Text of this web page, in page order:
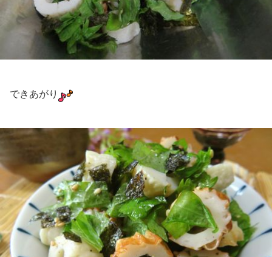
できあがり